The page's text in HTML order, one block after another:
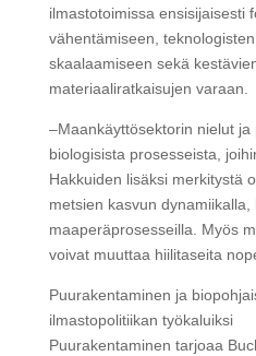
ilmastotoimissa ensisijaisesti
vähentämiseen,
skaalaamiseen sekä
materiaaliratkaisujen varaan.
–Maankäyttösektorin nielut ja
biologisista prosesseista,
Hakkuiden lisäksi merkitystä
metsien kasvun dynamiikalla,
maaperäprosesseilla. Myös
voivat muuttaa hiilitaseita
Puurakentaminen ja
ilmastopolitiikan työkaluiksi
Puurakentaminen tarjoaa